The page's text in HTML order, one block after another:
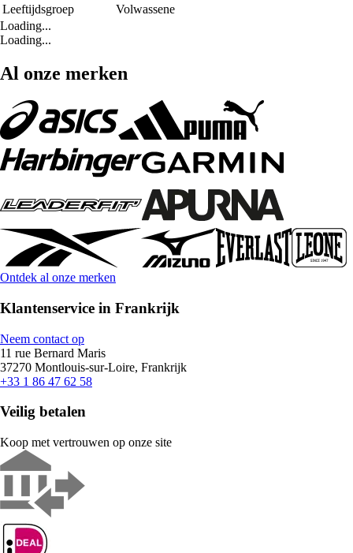
Leeftijdsgroep
Volwassene
Loading...
Loading...
Al onze merken
Ontdek al onze merken
Klantenservice in Frankrijk
Neem contact op
11 rue Bernard Maris
37270 Montlouis-sur-Loire, Frankrijk
+33 1 86 47 62 58
Veilig betalen
Koop met vertrouwen op onze site